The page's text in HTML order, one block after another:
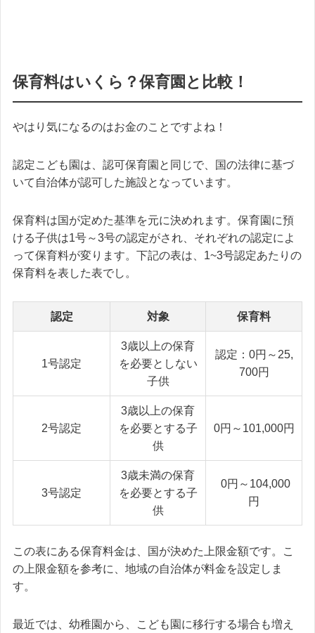
保育料はいくら？保育園と比較！
やはり気になるのはお金のことですよね！
認定こども園は、認可保育園と同じで、国の法律に基づ
いて自治体が認可した施設となっています。
保育料は国が定めた基準を元に決めれます。保育園に預
ける子供は1号～3号の認定がされ、それぞれの認定によ
って保育料が変ります。下記の表は、1~3号認定あたりの
保育料を表した表でし。
認定 対象 保育料
1号認定
3歳以上の保育
を必要としない
子供
認定：0円～25,
700円
2号認定
3歳以上の保育
を必要とする子
供
0円～101,000円
3号認定
3歳未満の保育
を必要とする子
供
0円～104,000
円
この表にある保育料金は、国が決めた上限金額です。こ
の上限金額を参考に、地域の自治体が料金を設定しま
す。
最近では、幼稚園から、こども園に移行する場合も増え